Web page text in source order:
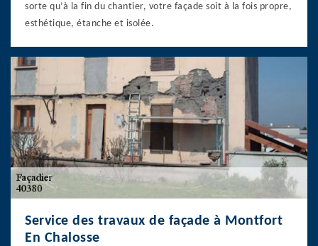
sorte qu’à la fin du chantier, votre façade soit à la fois propre,
esthétique, étanche et isolée.
Service des travaux de façade à Montfort
En Chalosse